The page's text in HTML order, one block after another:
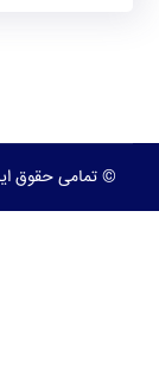
© تمامی حقوق